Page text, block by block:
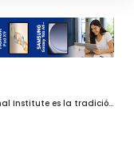
educativa que evoluciona con Monterrey